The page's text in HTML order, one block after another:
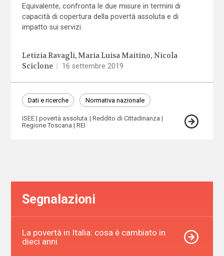
Equivalente, confronta le due misure in termini di
capacità di copertura della povertà assoluta e di
impatto sui servizi.
Letizia Ravagli Maria Luisa Maitino Nicola
Sciclone
16 settembre 2019
Dati e ricerche Normativa nazionale
ISEE povertà assoluta
Reddito di Cittadinanza
Regione Toscana
REI
Segnalazioni
La povertà in Italia: cosa è cambiato in
dieci anni